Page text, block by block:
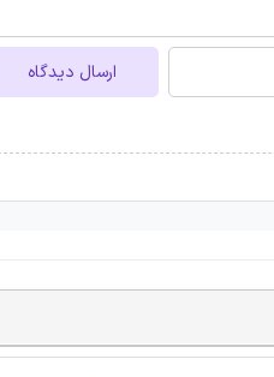
ارسال دیدگاه